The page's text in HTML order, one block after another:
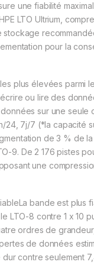
une fiabilité
LTO Ultrium,
pour la
plus élevées parmi
ou lire des
sur une
24, 7j/7 (*la capacité
de 3 % de
9. De 2 176 pistes
une
bande est plus
LTO-8 contre 1 x 10
ordres de
de données
dur contre seulement